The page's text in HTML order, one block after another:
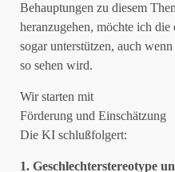
Behauptungen zu diesem
heranzugehen, möchte ich
sogar unterstützen, auch
so sehen wird.
Wir starten mit
Förderung und Einschätzung
Die KI schlußfolgert:
1. Geschlechterstereotype